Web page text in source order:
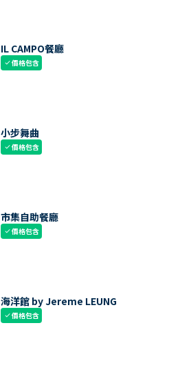
IL CAMPO餐廳
check價格包含
小步舞曲
check價格包含
市集自助餐廳
check價格包含
海洋館 by Jereme LEUNG
check價格包含